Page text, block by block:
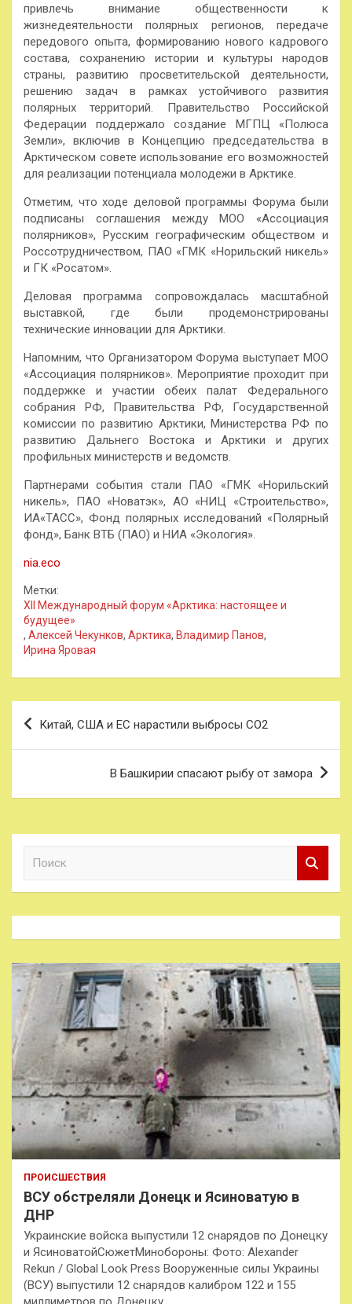
привлечь внимание общественности к
жизнедеятельности полярных регионов, передаче
передового опыта, формированию нового кадрового
состава, сохранению истории и культуры народов
страны, развитию просветительской деятельности,
решению задач в рамках устойчивого развития
полярных территорий. Правительство Российской
Федерации поддержало создание МГПЦ «Полюса
Земли», включив в Концепцию председательства в
Арктическом совете использование его возможностей
для реализации потенциала молодежи в Арктике.
Отметим, что ходе деловой программы Форума были
подписаны соглашения между МОО «Ассоциация
полярников», Русским географическим обществом и
Россотрудничеством, ПАО «ГМК «Норильский никель»
и ГК «Росатом».
Деловая программа сопровождалась масштабной
выставкой, где были продемонстрированы
технические инновации для Арктики.
Напомним, что Организатором Форума выступает МОО
«Ассоциация полярников». Мероприятие проходит при
поддержке и участии обеих палат Федерального
собрания РФ, Правительства РФ, Государственной
комиссии по развитию Арктики, Министерства РФ по
развитию Дальнего Востока и Арктики и других
профильных министерств и ведомств.
Партнерами события стали ПАО «ГМК «Норильский
никель», ПАО «Новатэк», АО «НИЦ «Строительство»,
ИА«ТАСС», Фонд полярных исследований «Полярный
фонд», Банк ВТБ (ПАО) и НИА «Экология».
nia.eco
Метки:
XII Международный форум «Арктика: настоящее и
будущее»
, Алексей Чекунков, Арктика, Владимир Панов,
Ирина Яровая
Навигация
Китай, США и ЕС нарастили выбросы СО2
В Башкирии спасают рыбу от замора
к
ПРОИСШЕСТВИЯ
ВСУ обстреляли Донецк и Ясиноватую в
ДНР
Украинские войска выпустили 12 снарядов по Донецку
и ЯсиноватойСюжетМинобороны: Фото: Alexander
Rekun / Global Look Press Вооруженные силы Украины
(ВСУ) выпустили 12 снарядов калибром 122 и 155